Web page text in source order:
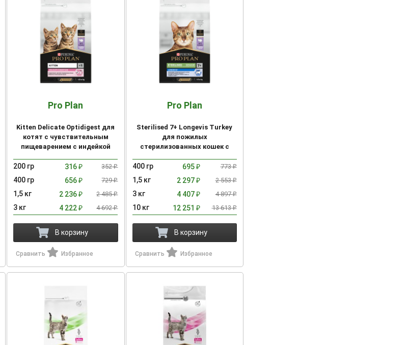
Pro Plan
Kitten Delicate Optidigest для
котят с чувствительным
пищеварением с индейкой
200 гр 316₽ 352₽
400 гр 656₽ 729₽
1,5 кг 2 236₽ 2 485₽
3 кг 4 222₽ 4 692₽
В корзину
Сравнить Избранное
Pro Plan
Sterilised 7+ Longevis Turkey
для пожилых
стерилизованных кошек с
400 гр 695 ₽ 773₽
1,5 кг 2 297 ₽ 2 553₽
3 кг 4 407 ₽ 4 897₽
10 кг 12 251 ₽ 13 613₽
В корзину
Сравнить Избранное